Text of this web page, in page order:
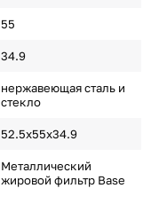
55
34.9
нержавеющая сталь и
стекло
52.5х55х34.9
Металлический
жировой фильтр Base